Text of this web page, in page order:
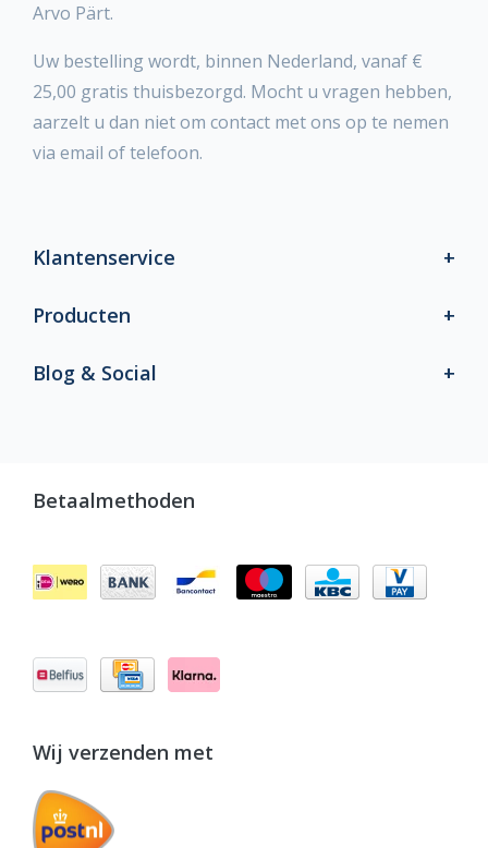
Arvo Pärt.
Uw bestelling wordt, binnen Nederland, vanaf €
25,00 gratis thuisbezorgd. Mocht u vragen hebben,
aarzelt u dan niet om contact met ons op te nemen
via email of telefoon.
Klantenservice
Producten
Blog & Social
Betaalmethoden
Wij verzenden met